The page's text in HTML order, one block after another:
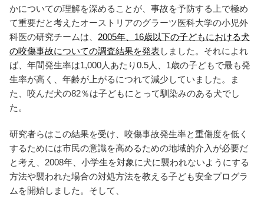
かについての理解を深めることが、事故を予防する上で極め
て重要だと考えたオーストリアのグラーツ医科大学の小児外
科医の研究チームは、 2005年、16歳以下の子どもにおける犬
の咬傷事故についての調査結果を発表しました。それによれ
ば、年間発生率は1,000人あたり0.5人、1歳の子どもで最も発
生率が高く、年齢が上がるにつれて減少していました。ま
た、咬んだ犬の82％は子どもにとって馴染みのある犬でし
た。
研究者らはこの結果を受け、咬傷事故発生率と重傷度を低く
するためには市民の意識を高めるための地域的介入が必要だ
と考え、2008年、小学生を対象に犬に襲われないようにする
方法や襲われた場合の対処方法を教える子ども安全プログラ
ムを開始しました。そして、